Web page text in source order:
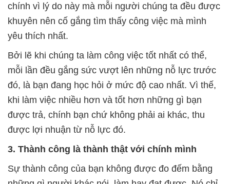
chính vì lý do này mà mỗi người chúng ta đều được
khuyên nên cố gắng tìm thấy công việc mà mình
yêu thích nhất.
Bởi lẽ khi chúng ta làm công việc tốt nhất có thể,
mỗi lần đều gắng sức vượt lên những nỗ lực trước
đó, là bạn đang học hỏi ở mức độ cao nhất. Vì thế,
khi làm việc nhiều hơn và tốt hơn những gì bạn
được trả, chính bạn chứ không phải ai khác, thu
được lợi nhuận từ nỗ lực đó.
3. Thành công là thành thật với chính mình
Sự thành công của bạn không được đo đếm bằng